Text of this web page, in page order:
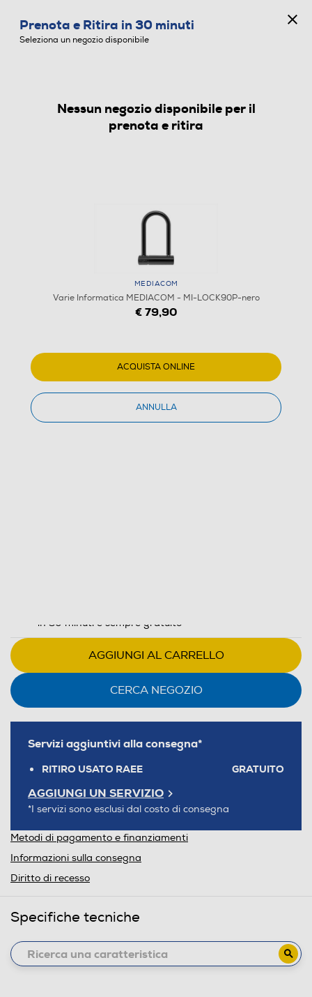
VARIE INFORMATICA
1/2
MEDIACOM - MI-LOCK90P-nero
in 30 minuti e sempre gratuito
AGGIUNGI AL CARRELLO
CERCA NEGOZIO
Servizi aggiuntivi alla consegna*
RITIRO USATO RAEE GRATUITO
AGGIUNGI UN SERVIZIO
*I servizi sono esclusi dal costo di consegna
Metodi di pagamento e finanziamenti
Informazioni sulla consegna
Diritto di recesso
Specifiche tecniche
Prenota e Ritira in 30 minuti
Seleziona un negozio disponibile
Nessun negozio disponibile per il
prenota e ritira
MEDIACOM
Varie Informatica MEDIACOM - MI-LOCK90P-nero
€ 79,90
ACQUISTA ONLINE
ANNULLA